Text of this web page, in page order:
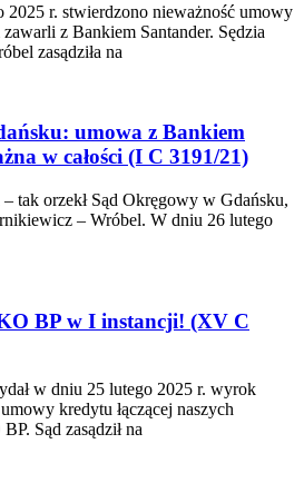
2025 r. stwierdzono nieważność umowy
z Bankiem Santander. Sędzia
zasądziła na
umowa z Bankiem
w całości (I C 3191/21)
tak orzekł Sąd Okręgowy w Gdańsku,
– Wróbel. W dniu 26 lutego
BP w I instancji! (XV C
w dniu 25 lutego 2025 r. wyrok
kredytu łączącej naszych
Sąd zasądził na